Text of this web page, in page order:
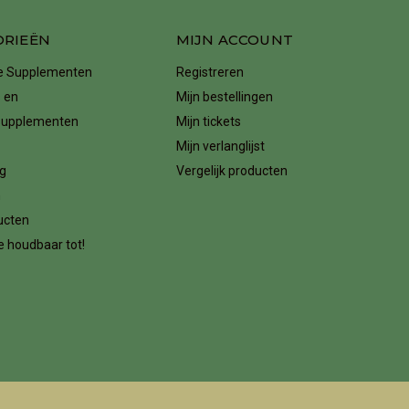
Supplementen
en
houdbaar tot!
MIJN ACCOUNT
Registreren
Mijn bestellingen
Mijn tickets
Mijn verlanglijst
Vergelijk producten